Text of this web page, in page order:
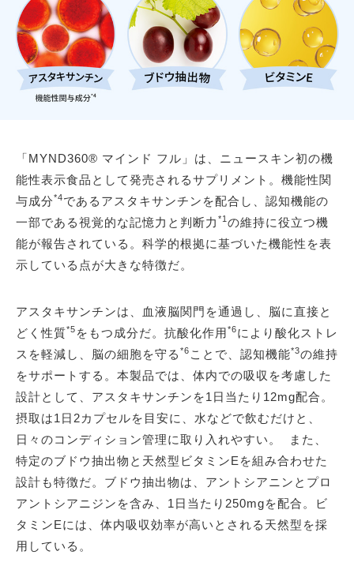
「MYND360® マインド フル」は、ニュースキン初の機
能性表示食品として発売されるサプリメント。機能性関
与成分*4であるアスタキサンチンを配合し、認知機能の
一部である視覚的な記憶力と判断力 *1 の維持に役立つ機
能が報告されている。科学的根拠に基づいた機能性を表
示している点が大きな特徴だ。
アスタキサンチンは、血液脳関門を通過し、脳に直接と
どく性質*5 をもつ成分だ。抗酸化作用*6により酸化ストレ
スを軽減し、脳の細胞を守る *6 ことで、認知機能*3の維持
をサポートする。本製品では、体内での吸収を考慮した
設計として、アスタキサンチンを1日当たり12mg配合。
摂取は1日2カプセルを目安に、水などで飲むだけと、
日々のコンディション管理に取り入れやすい。 また、
特定のブドウ抽出物と天然型ビタミンEを組み合わせた
設計も特徴だ。ブドウ抽出物は、アントシアニンとプロ
アントシアニジンを含み、1日当たり250mgを配合。ビ
タミンEには、体内吸収効率が高いとされる天然型を採
用している。